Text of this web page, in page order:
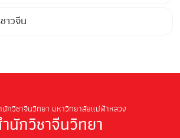
าวจีน
นักวิชาจีนวิทยา